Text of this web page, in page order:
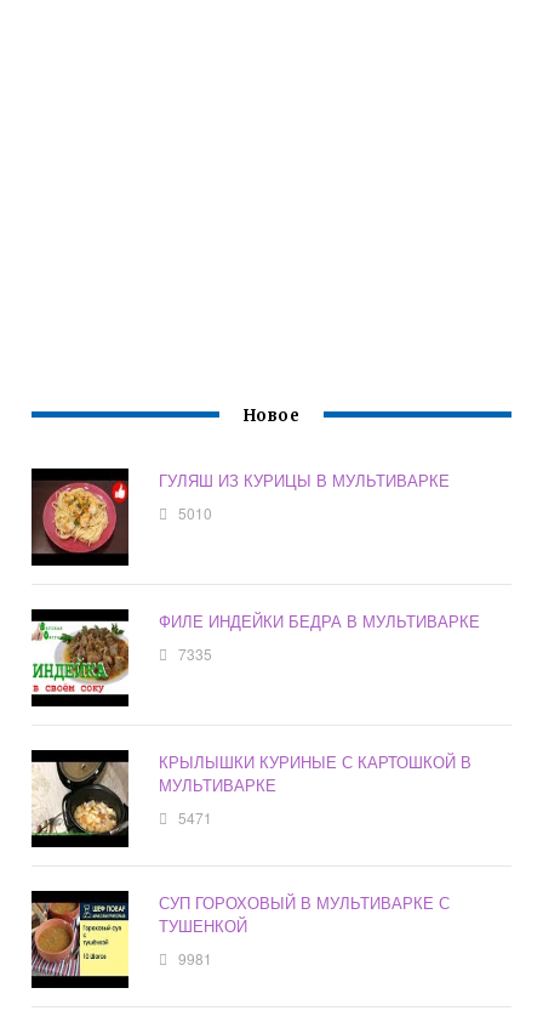
Новое
ГУЛЯШ ИЗ КУРИЦЫ В МУЛЬТИВАРКЕ
5010
ФИЛЕ ИНДЕЙКИ БЕДРА В МУЛЬТИВАРКЕ
7335
КРЫЛЫШКИ КУРИНЫЕ С КАРТОШКОЙ В
МУЛЬТИВАРКЕ
5471
СУП ГОРОХОВЫЙ В МУЛЬТИВАРКЕ С
ТУШЕНКОЙ
9981